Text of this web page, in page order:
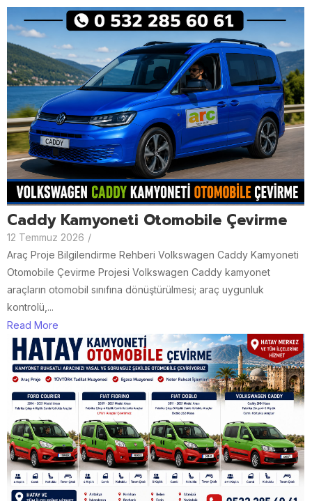
Caddy Kamyoneti Otomobile Çevirme
12 Temmuz 2026 /
Araç Proje Bilgilendirme Rehberi Volkswagen Caddy Kamyoneti
Otomobile Çevirme Projesi Volkswagen Caddy kamyonet
araçların otomobil sınıfına dönüştürülmesi; araç uygunluk
kontrolü,...
Read More